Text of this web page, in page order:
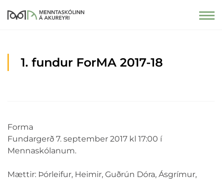
1. fundur ForMA 2017-18
Forma
Fundargerð 7. september 2017 kl 17:00 í
Mennaskólanum.
Mættir: Þórleifur, Heimir, Guðrún Dóra, Ásgrímur,